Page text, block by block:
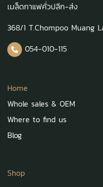
เมล็ดกาแฟคั่วปลีก-ส่ง
368/1 T.Chompoo Muang
054-010-115
Home
Whole sales & OEM
Where to find us
Blog
Shop